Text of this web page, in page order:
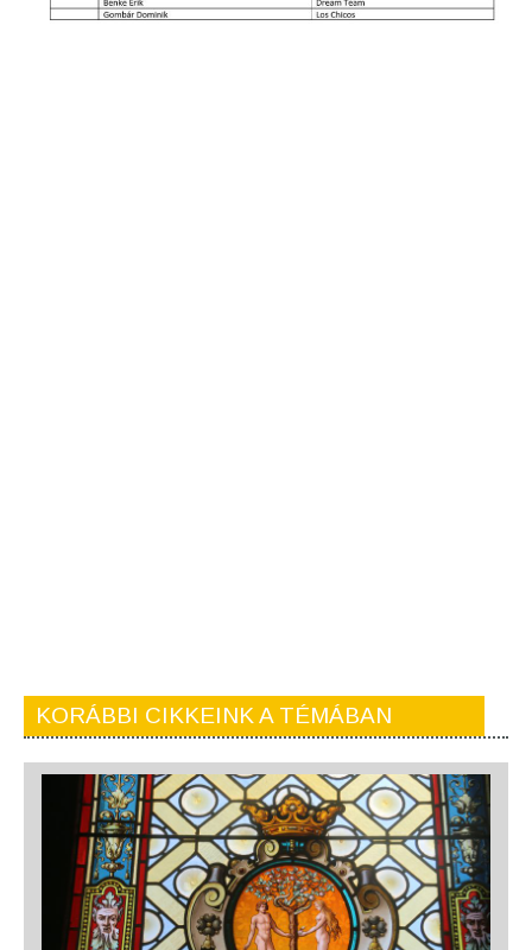
KORÁBBI CIKKEINK A TÉMÁBAN